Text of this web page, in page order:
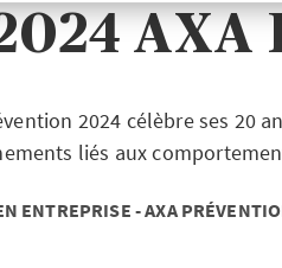
AXA
2024 célèbre ses 20
liés aux
ENTREPRISE - AXA